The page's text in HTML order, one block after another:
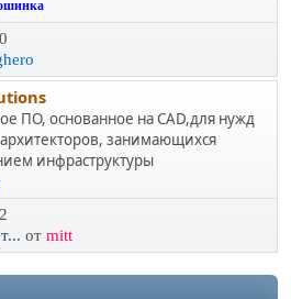
ПО, основанное на CAD,для нужд
занимающихся
инфраструктуры
от mitt